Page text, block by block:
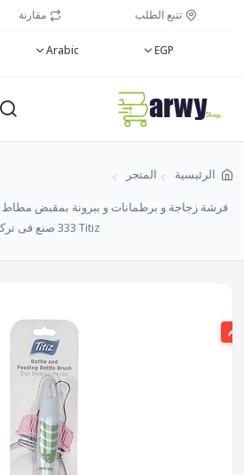
تتبع الطلب مقارنة
EGP
Arabic
الرئيسية المتجر
333 Titiz صنع فى تركيا